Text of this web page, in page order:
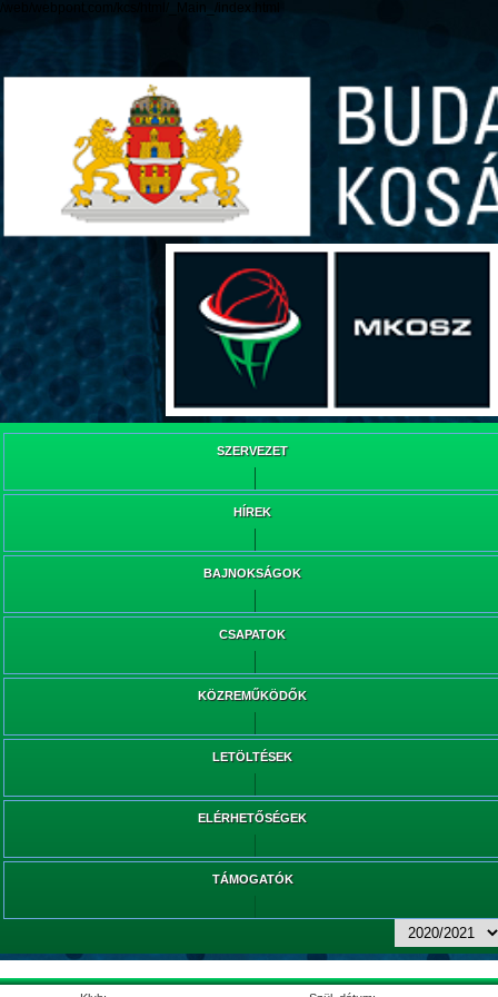
/web/webpont.com/kcs/html/_Main_/index.html
SZERVEZET
HÍREK
BAJNOKSÁGOK
CSAPATOK
KÖZREMŰKÖDŐK
LETÖLTÉSEK
ELÉRHETŐSÉGEK
TÁMOGATÓK